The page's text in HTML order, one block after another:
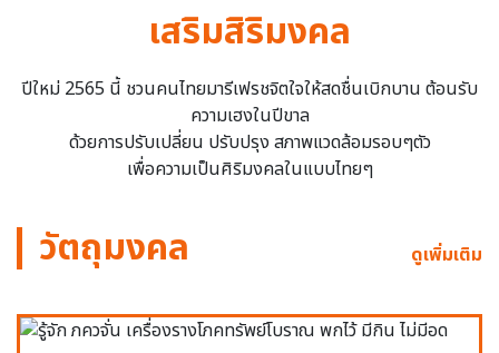
เสริมสิริมงคล
ปีใหม่ 2565 นี้ ชวนคนไทยมารีเฟรชจิตใจให้สดชื่นเบิกบาน ต้อนรับ
ความเฮงในปีขาล
ด้วยการปรับเปลี่ยน ปรับปรุง สภาพแวดล้อมรอบๆตัว
เพื่อความเป็นศิริมงคลในแบบไทยๆ
วัตถุมงคล ดูเพิ่มเติม